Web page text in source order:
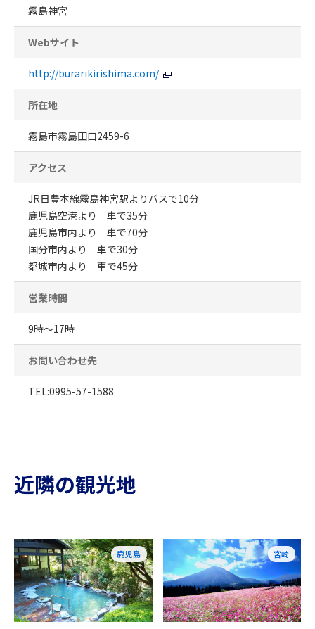
霧島神宮
Webサイト
http://burarikirishima.com/
所在地
霧島市霧島田口2459-6
アクセス
JR日豊本線霧島神宮駅よりバスで10分
鹿児島空港より 車で35分
鹿児島市内より 車で70分
国分市内より 車で30分
都城市内より 車で45分
営業時間
9時～17時
お問い合わせ先
TEL:0995-57-1588
近隣の観光地
鹿児島 宮崎